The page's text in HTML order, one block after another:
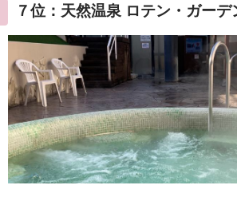
７位：天然温泉 ロテン・ガーデ